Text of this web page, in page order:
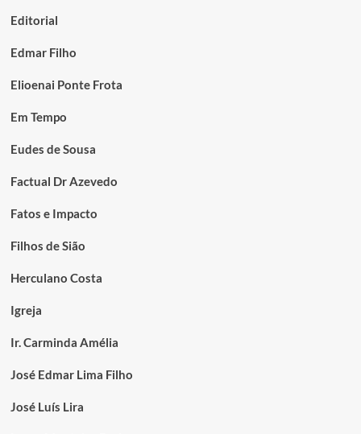
Editorial
Edmar Filho
Elioenai Ponte Frota
Em Tempo
Eudes de Sousa
Factual Dr Azevedo
Fatos e Impacto
Filhos de Sião
Herculano Costa
Igreja
Ir. Carminda Amélia
José Edmar Lima Filho
José Luís Lira